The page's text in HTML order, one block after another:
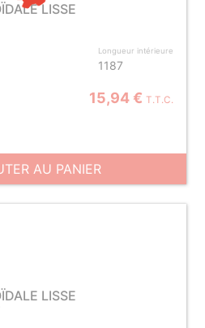
LISSE
Longueur intérieure
1187
15,94 € T.T.C.
AU PANIER
LISSE